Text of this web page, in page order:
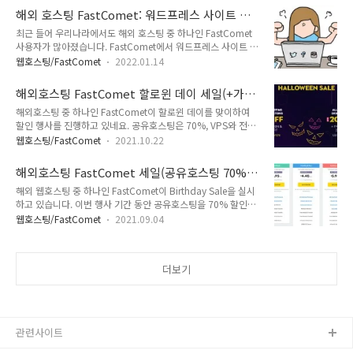
(Bluehost)에서 호스팅하고 있습니다. 블루호스트가 느리다고
하시는 분도 계시지만 블로그 운영 시에..
이전 후 기존 사이트도 최대 2일 정도 유지하면 사이트 중단 없
이 이전이 가능합니다. 블루호스트에서 FastComet으로 워드프
레스 사이트 이전 작업 워드프레스 사이트 이전 작업의 프로세스
는 그리 어렵지 않습니다. 경험이 없을 경우 막막할 수 있지만 한
두 번 해보면 쉽게 할 수 있을 것입니다. 데이터/DB 백업 (블루
정보 변경하여 FastComet에 연결 (네임서버 변경 시 1~2..
해외 호스팅 FastComet: 워드프레스 사이트 속
도가 느린 경우
최근 들어 우리나라에서도 해외 호스팅 중 하나인 FastComet
사용자가 많아졌습니다. FastComet에서 워드프레스 사이트 속
도가 느리다고 호소하는 사용자들이 간혹 있습니다. 워드프레스
그인 개수를 최소화하고, 사이트 속도 최적화를 통해 속도 개선
을 시도해볼 수 있습니다.해외 호스팅 FastComet: 워드프레
스 사이트 속도가 느린 경우[참고*블루호스트, 패스트코멧 등 해
외 호스팅은 가성비가 좋지만 국내 서버가 제공되지 않으므로 우
리나라에서 속도가 느려질 수 있습니다. 블루호스트와 비슷한 레
리나라에서도 속도가 빠릅니다.*]워드프레스 사이트 속도가 느
린 경우 가벼운 테마를 사용..
웹호스팅/FastComet 2022.01.14
해외호스팅 FastComet 할로윈 데이 세일(+가성
비 좋은 웹호스팅)
해외호스팅 중 하나인 FastComet이 할로윈 데이를 맞이하여
할인 행사를 진행하고 있네요. 공유호스팅은 70%, VPS와 전용
호스팅(Dedicated Hosting)은 최대 30% 할인된 가격에 가입
러윈 데이 세일 이벤트를 활용할 경우 비용을 절감할 수 있습니
다. 해외호스팅 FastComet 할로윈 데이 세일(가성비 좋은 웹호
스팅) 저는 대부분의 워드프레스 사이트를 블루호스트
(Bluehost)에서 이용하고 있습니다. FastComet은 테스트 사이
트 운영 목적으로 가입하여 사용하고 있습니다. FastComet에
웹호스팅/FastComet 2021.10.22
해외호스팅 FastComet 세일(공유호스팅 70%,
VPS 20% 할인)
해외 웹호스팅 중 하나인 FastComet이 Birthday Sale을 실시
하고 있습니다. 이번 행사 기간 동안 공유호스팅을 70% 할인된
비용에 가입할 수 있으며 VPS와 전용 호스팅은 20% 할인된 가
잘 알려진 블루호스트와 비슷한 수준입니다. 또한, 제공되는 서
웹호스팅/FastComet 2021.09.04
더보기
관련사이트